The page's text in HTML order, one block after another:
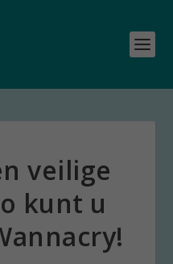
veilige
kunt u